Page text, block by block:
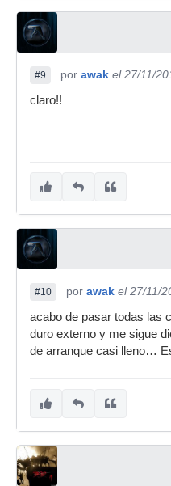
#9 por awak el 27/11/
claro!!
#10 por awak el 27/11/
acabo de pasar todas las
duro externo y me sigue
de arranque casi lleno…